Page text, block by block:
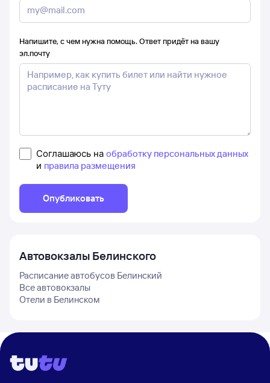
Напишите, с чем нужна помощь. Ответ придёт на вашу
эл.почту
Соглашаюсь на обработку персональных данных
и правила размещения
Опубликовать
Автовокзалы Белинского
Расписание автобусов Белинский
Все автовокзалы
Отели в Белинском